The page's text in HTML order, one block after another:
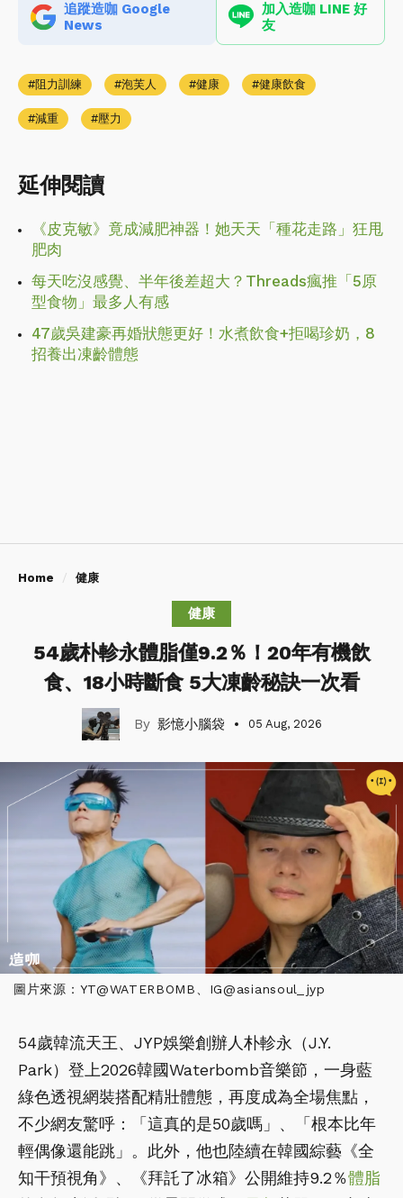
追蹤造咖 Google
News
加入造咖 LINE 好
友
阻力訓練 泡芙人 健康 健康飲食
減重 壓力
延伸閱讀
《皮克敏》竟成減肥神器！她天天「種花走路」狂甩
肥肉
每天吃沒感覺、半年後差超大？Threads瘋推「5原
型食物」最多人有感
47歲吳建豪再婚狀態更好！水煮飲食+拒喝珍奶，8
招養出凍齡體態
Home 健康
健康
54歲朴軫永體脂僅9.2％！20年有機飲
食、18小時斷食 5大凍齡秘訣一次看
影憶小腦袋 05 Aug, 2026
圖片來源：YT@WATERBOMB、IG@asiansoul_jyp
54歲韓流天王、JYP娛樂創辦人朴軫永（J.Y.
Park）登上2026韓國Waterbomb音樂節，一身藍
綠色透視網裝搭配精壯體態，再度成為全場焦點，
不少網友驚呼：「這真的是50歲嗎」、「根本比年
輕偶像還能跳」。此外，他也陸續在韓國綜藝《全
知干預視角》、《拜託了冰箱》公開維持9.2％體脂